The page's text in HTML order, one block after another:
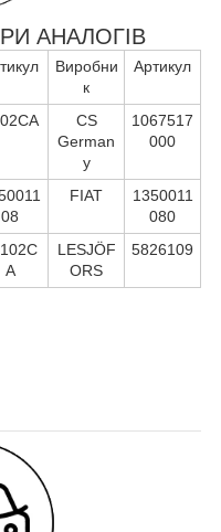
АНАЛОГІВ
Виробни
к
Артикул
CS
German
y
1067517
000
08
FIAT
1350011
080
A
LESJÖF
ORS
5826109